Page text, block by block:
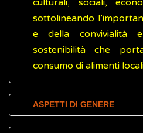
culturali, sociali,
sottolineando
e della convivialità
sostenibilità che
consumo di alimenti
ASPETTI DI GENERE